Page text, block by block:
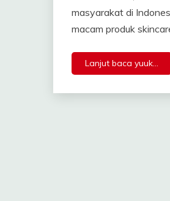
masyarakat di
macam produk
Lanjut baca yuuk...